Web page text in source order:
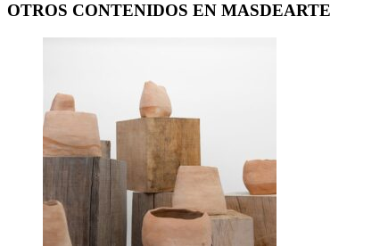
OTROS CONTENIDOS EN MASDEARTE